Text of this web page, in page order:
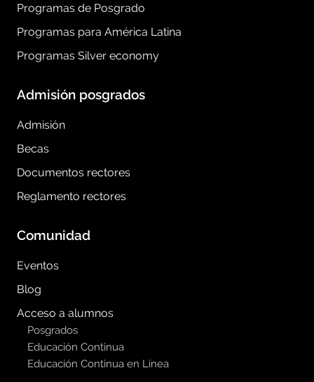
Programas de Posgrado
Programas para América Latina
Programas Silver economy
Admisión posgrados
Admisión
Becas
Documentos rectores
Reglamento rectores
Comunidad
Eventos
Blog
Acceso a alumnos
Posgrados
Educación Continua
Educación Continua en Línea